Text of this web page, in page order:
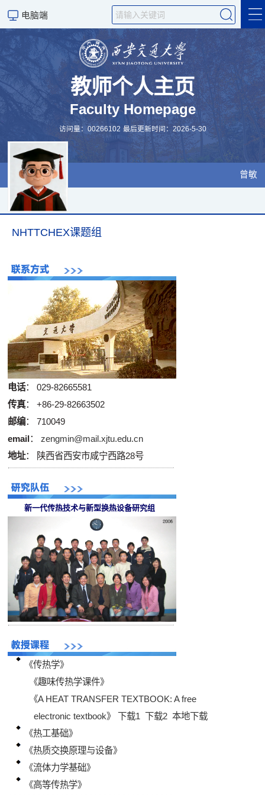
电脑端
个人简介
科学研究
招生信息
English
教师个人主页
Faculty Homepage
访问量：00266102 最后更新时间：2026-5-30
曾敏
NHTTCHEX课题组
电话： 029-82665581
传真： +86-29-82663502
邮编： 710049
email：zengmin@mail.xjtu.edu.cn
地址： 陕西省西安市咸宁西路28号
新一代传热技术与新型换热设备研究组
《传热学》
《趣味传热学课件》
《A HEAT TRANSFER TEXTBOOK: A free
electronic textbook》
下载1 下载2 本地下载
《热工基础》
《热质交换原理与设备》
《流体力学基础》
《高等传热学》